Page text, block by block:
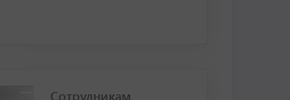
Сотрудникам